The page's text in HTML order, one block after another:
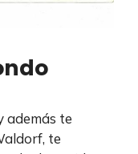
además te
te